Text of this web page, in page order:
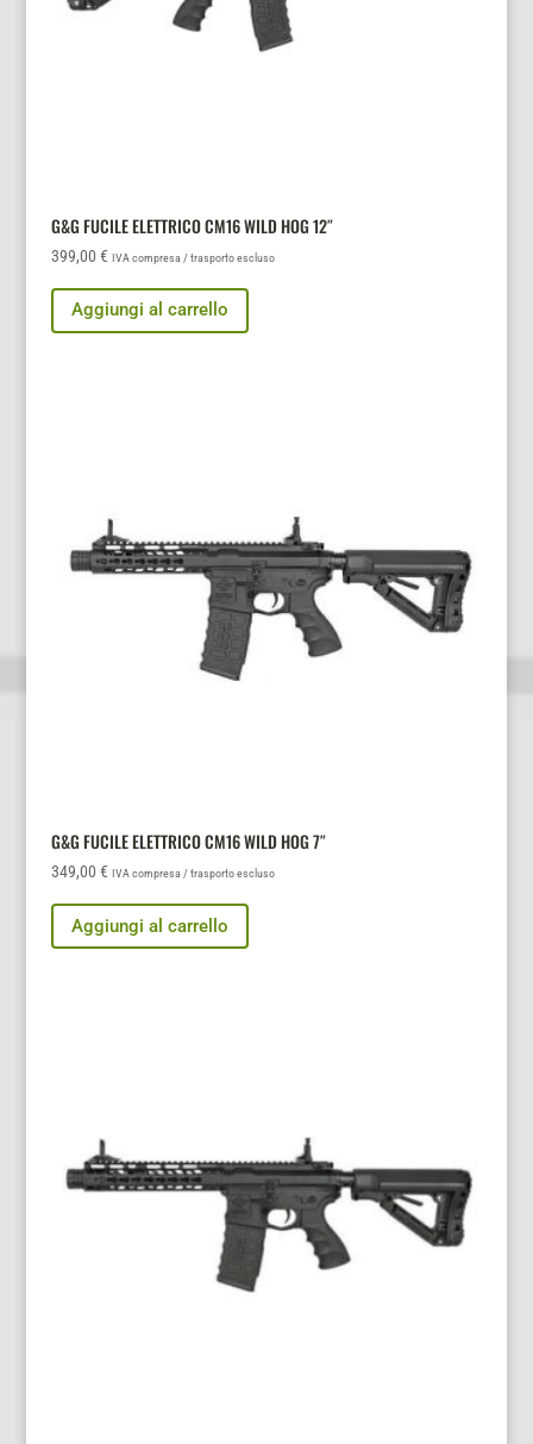
G&G FUCILE ELETTRICO CM16 WILD HOG 12″
399,00 € IVA compresa / trasporto escluso
Aggiungi al carrello
G&G FUCILE ELETTRICO CM16 WILD HOG 7″
349,00 € IVA compresa / trasporto escluso
Aggiungi al carrello